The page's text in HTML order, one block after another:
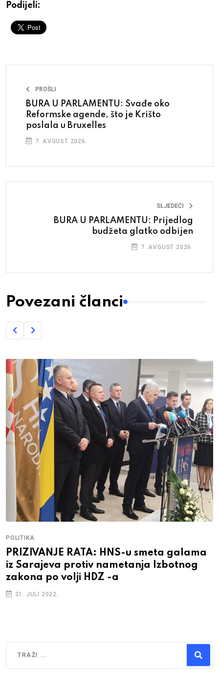
Podijeli:
PROŠLI
BURA U PARLAMENTU: Svađe oko
Reformske agende, što je Krišto
poslala u Bruxelles
7. AVGUST 2026.
SLJEDEĆI
BURA U PARLAMENTU: Prijedlog
budžeta glatko odbijen
7. AVGUST 2026.
Povezani članci
POLITIKA
PRIZIVANJE RATA: HNS-u smeta galama
iz Sarajeva protiv nametanja Izbotnog
zakona po volji HDZ -a
21. JULI 2022.
Type 2 or more characters for results.